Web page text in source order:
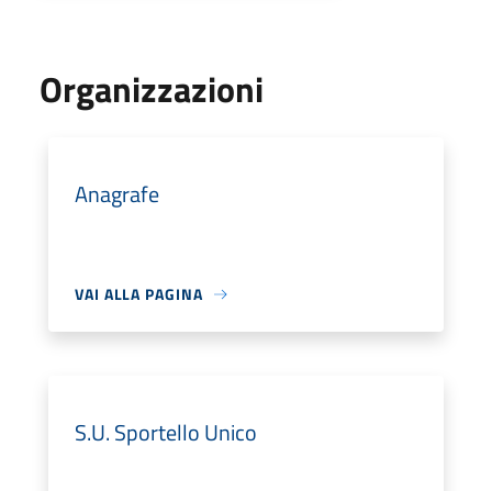
Organizzazioni
Anagrafe
VAI ALLA PAGINA
S.U. Sportello Unico